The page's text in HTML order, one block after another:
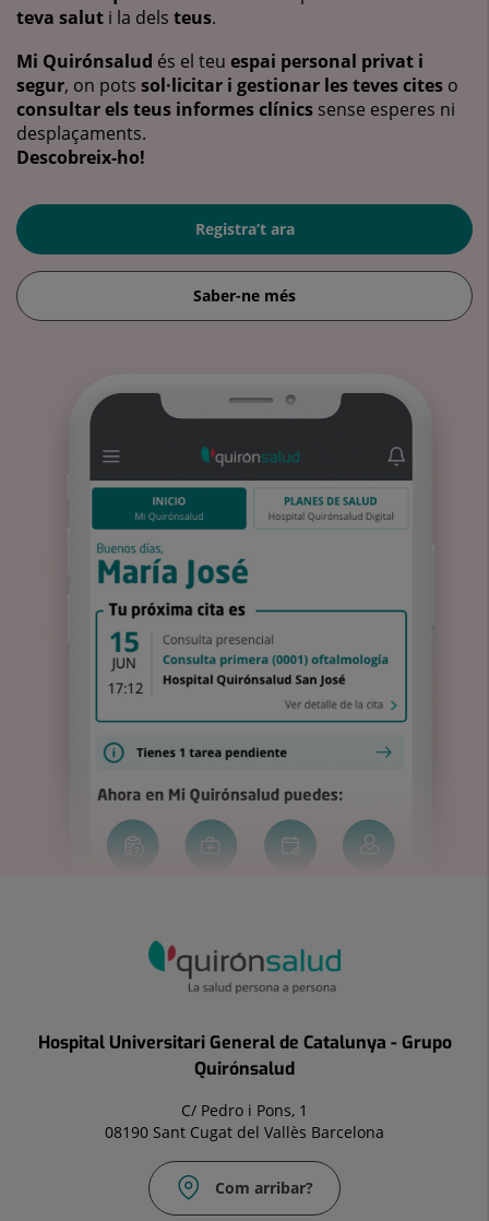
teva salut i la dels teus.
Mi Quirónsalud és el teu espai personal privat i
segur, on pots sol·licitar i gestionar les teves cites o
consultar els teus informes clínics sense esperes ni
desplaçaments.
Descobreix-ho!
Registra’t ara
Saber-ne més
Hospital Universitari General de Catalunya - Grupo
Quirónsalud
C/ Pedro i Pons, 1
08190 Sant Cugat del Vallès Barcelona
Com arribar?